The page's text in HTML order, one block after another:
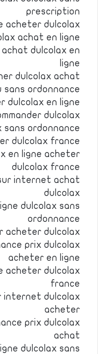
prescription
acheter dulcolax
achat en ligne
dulcolax en
ligne
dulcolax achat
sans ordonnance
dulcolax en ligne
dulcolax
ordonnance
dulcolax france
en ligne acheter
dulcolax france
internet achat
dulcolax
dulcolax sans
ordonnance
acheter dulcolax
prix dulcolax
acheter en ligne
acheter dulcolax
france
internet dulcolax
acheter
prix dulcolax
achat
dulcolax sans